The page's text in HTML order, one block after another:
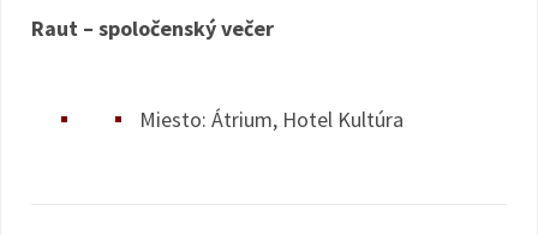
Raut – spoločenský večer
Miesto: Átrium, Hotel Kultúra